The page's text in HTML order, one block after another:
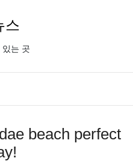
스
있는 곳
beach perfect